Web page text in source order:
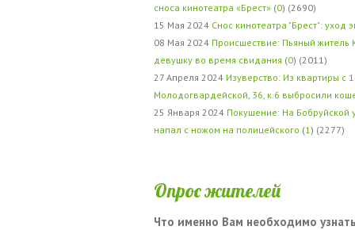
сноса кинотеатра «Брест» (0) (2690)
15 Мая 2024 Снос кинотеатра "Брест": уход
08 Мая 2024 Происшествие: Пьяный житель
девушку во время свидания (0) (2011)
27 Апреля 2024 Изуверство: Из квартиры с
Молодогвардейской, 36, к.6 выбросили
25 Января 2024 Покушение: На Бобруйской
напал с ножом на полицейского (1 ) (2277)
Опрос жителей
Что именно Вам необходимо